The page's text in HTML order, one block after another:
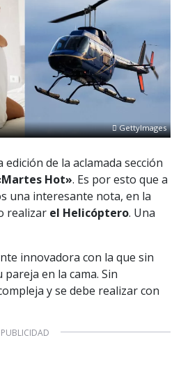
GettyImages
de la aclamada sección
Hot». Es por esto que a
una interesante nota, en la
realizar el Helicóptero. Una
innovadora con la que sin
en la cama. Sin
y se debe realizar con